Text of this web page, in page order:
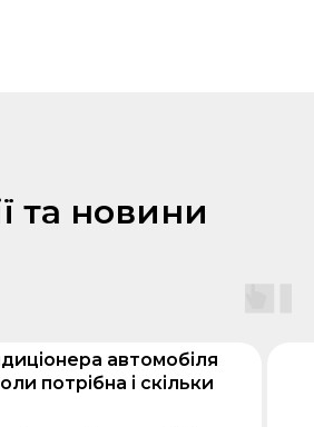
та новини
автомобіля
потрібна і скільки